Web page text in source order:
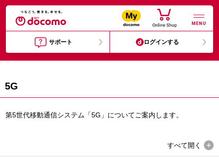
MENU
サポート ログインする
5G
第5世代移動通信システム「5G」についてご案内します。
すべて開く